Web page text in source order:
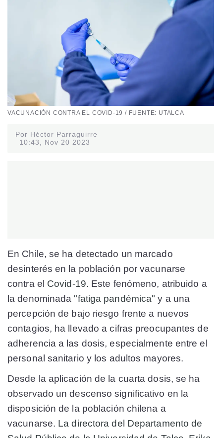
VACUNACIÓN CONTRA EL COVID-19 / FUENTE: UTALCA
Por Héctor Parraguirre
10:43, Nov 20 2023
En Chile, se ha detectado un marcado
desinterés en la población por vacunarse
contra el Covid-19. Este fenómeno, atribuido a
la denominada"fatiga pandémica"y a una
percepción de bajo riesgo frente a nuevos
contagios, ha llevado a cifras preocupantes de
adherencia a las dosis, especialmente entre el
personal sanitario y los adultos mayores.
Desde la aplicación de la cuarta dosis, se ha
observado un descenso significativo en la
disposición de la población chilena a
vacunarse. La directora del Departamento de